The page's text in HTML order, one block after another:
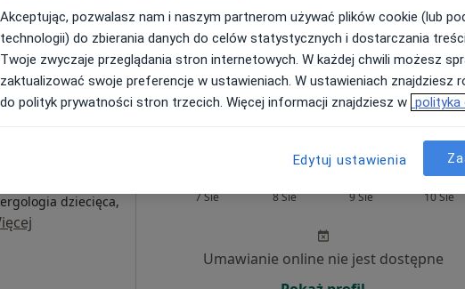
Pokaż profil
dziecięca,
7 Sie 8 Sie 9 Sie
Pon,
10 Sie
Umawianie online nie jest dostępne
Akceptując, pozwalasz nam i naszym partnerom używać plików cookie (lub
technologii) do zbierania danych do celów statystycznych i dostarczania
Twoje zwyczaje przeglądania stron internetowych. W każdej chwili możesz
zaktualizować swoje preferencje w ustawieniach. W ustawieniach znajdziesz
do polityk prywatności stron trzecich. Więcej informacji znajdziesz w polityka
Edytuj ustawienia